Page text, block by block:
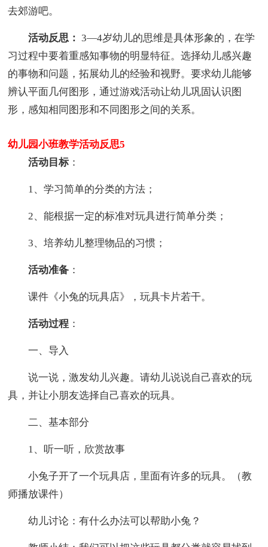
去郊游吧。
活动反思： 3—4岁幼儿的思维是具体形象的，在学
习过程中要着重感知事物的明显特征。选择幼儿感兴趣
的事物和问题，拓展幼儿的经验和视野。要求幼儿能够
辨认平面几何图形，通过游戏活动让幼儿巩固认识图
形，感知相同图形和不同图形之间的关系。
幼儿园小班教学活动反思5
活动目标 ：
1、学习简单的分类的方法；
2、能根据一定的标准对玩具进行简单分类；
3、培养幼儿整理物品的习惯；
活动准备 ：
课件《小兔的玩具店》，玩具卡片若干。
活动过程 ：
一、导入
说一说，激发幼儿兴趣。请幼儿说说自己喜欢的玩
具，并让小朋友选择自己喜欢的玩具。
二、基本部分
1、听一听，欣赏故事
小兔子开了一个玩具店，里面有许多的玩具。（教
师播放课件）
幼儿讨论：有什么办法可以帮助小兔？